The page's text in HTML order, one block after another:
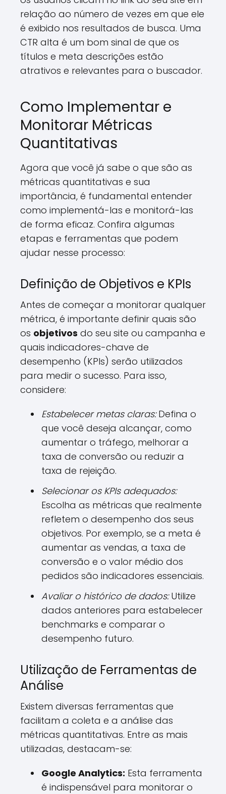
relação ao número de vezes em que ele
é exibido nos resultados de busca. Uma
CTR alta é um bom sinal de que os
títulos e meta descrições estão
atrativos e relevantes para o buscador.
Como Implementar e
Monitorar Métricas
Quantitativas
Agora que você já sabe o que são as
métricas quantitativas e sua
importância, é fundamental entender
como implementá-las e monitorá-las
de forma eficaz. Confira algumas
etapas e ferramentas que podem
ajudar nesse processo:
Definição de Objetivos e KPIs
Antes de começar a monitorar qualquer
métrica, é importante definir quais são
os objetivos do seu site ou campanha e
quais indicadores-chave de
desempenho (KPIs) serão utilizados
para medir o sucesso. Para isso,
considere:
Estabelecer metas claras:Defina o
que você deseja alcançar, como
aumentar o tráfego, melhorar a
taxa de conversão ou reduzir a
taxa de rejeição.
Selecionar os KPIs adequados:
Escolha as métricas que realmente
refletem o desempenho dos seus
objetivos. Por exemplo, se a meta é
aumentar as vendas, a taxa de
conversão e o valor médio dos
pedidos são indicadores essenciais.
Avaliar o histórico de dados:Utilize
dados anteriores para estabelecer
benchmarks e comparar o
desempenho futuro.
Utilização de Ferramentas de
Análise
Existem diversas ferramentas que
facilitam a coleta e a análise das
métricas quantitativas. Entre as mais
utilizadas, destacam-se:
Google Analytics: Esta ferramenta
é indispensável para monitorar o